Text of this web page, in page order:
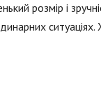
розмір і
ситуаціях.